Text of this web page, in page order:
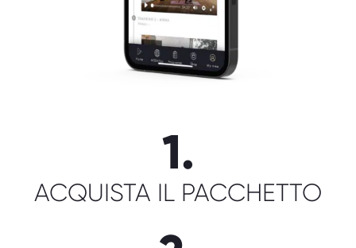
1.
ACQUISTA IL PACCHETTO